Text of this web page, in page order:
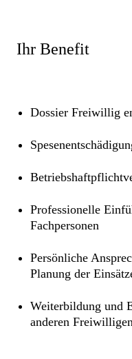
Ihr Benefit
Dossier Freiwillig
Professionelle
Fachpersonen
Persönliche
Planung der
Weiterbildung und
anderen Freiwilligen